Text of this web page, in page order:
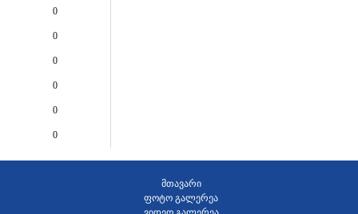
0
0
0
0
0
0
მთავარი
ფოტო გალერეა